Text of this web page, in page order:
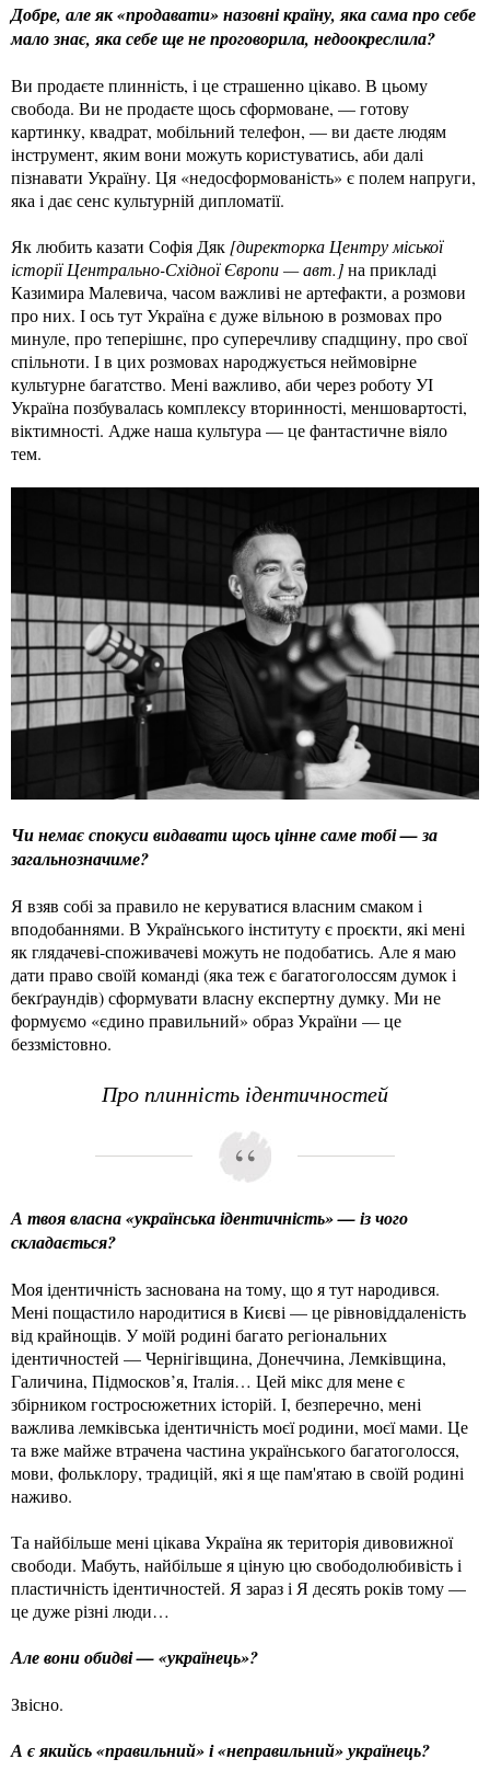
Добре, але як «продавати» назовні країну, яка сама про себе
мало знає, яка себе ще не проговорила, недоокреслила?
Ви продаєте плинність, і це страшенно цікаво. В цьому
свобода. Ви не продаєте щось сформоване, — готову
картинку, квадрат, мобільний телефон, — ви даєте людям
інструмент, яким вони можуть користуватись, аби далі
пізнавати Україну. Ця «недосформованість» є полем напруги,
яка і дає сенс культурній дипломатії.
Як любить казати Софія Дяк [директорка Центру міської
історії Центрально-Східної Європи — авт.]на прикладі
Казимира Малевича, часом важливі не артефакти, а розмови
про них. І ось тут Україна є дуже вільною в розмовах про
минуле, про теперішнє, про суперечливу спадщину, про свої
спільноти. І в цих розмовах народжується неймовірне
культурне багатство. Мені важливо, аби через роботу УІ
Україна позбувалась комплексу вторинності, меншовартості,
віктимності. Адже наша культура — це фантастичне віяло
тем.
Чи немає спокуси видавати щось цінне саме тобі — за
загальнозначиме?
Я взяв собі за правило не керуватися власним смаком і
вподобаннями. В Українського інституту є проєкти, які мені
як глядачеві-споживачеві можуть не подобатись. Але я маю
дати право своїй команді (яка теж є багатоголоссям думок і
бекґраундів) сформувати власну експертну думку. Ми не
формуємо «єдино правильний» образ України — це
беззмістовно.
Про плинність ідентичностей
А твоя власна «українська ідентичність» — із чого
складається?
Моя ідентичність заснована на тому, що я тут народився.
Мені пощастило народитися в Києві — це рівновіддаленість
від крайнощів. У моїй родині багато регіональних
ідентичностей — Чернігівщина, Донеччина, Лемківщина,
Галичина, Підмосков’я, Італія… Цей мікс для мене є
збірником гостросюжетних історій. І, безперечно, мені
важлива лемківська ідентичність моєї родини, моєї мами. Це
та вже майже втрачена частина українського багатоголосся,
мови, фольклору, традицій, які я ще пам'ятаю в своїй родині
наживо.
Та найбільше мені цікава Україна як територія дивовижної
свободи. Мабуть, найбільше я ціную цю свободолюбивість і
пластичність ідентичностей. Я зараз і Я десять років тому —
це дуже різні люди…
Але вони обидві — «українець»?
Звісно.
А є якийсь «правильний» і «неправильний» українець?